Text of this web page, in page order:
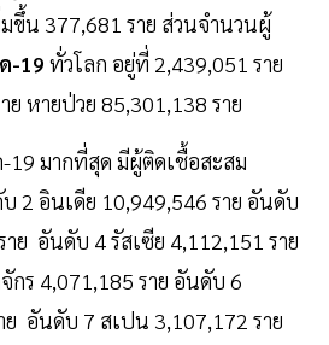
ขึ้น 377,681 ราย ส่วนจำนวนผู้
-19 ทั่วโลก อยู่ที่ 2,439,051 ราย
ย หายป่วย 85,301,138 ราย
19 มากที่สุด มีผู้ติดเชื้อสะสม
2 อินเดีย 10,949,546 ราย อันดับ
ย อันดับ 4 รัสเซีย 4,112,151 ราย
ร 4,071,185 ราย อันดับ 6
ย อันดับ 7 สเปน 3,107,172 ราย